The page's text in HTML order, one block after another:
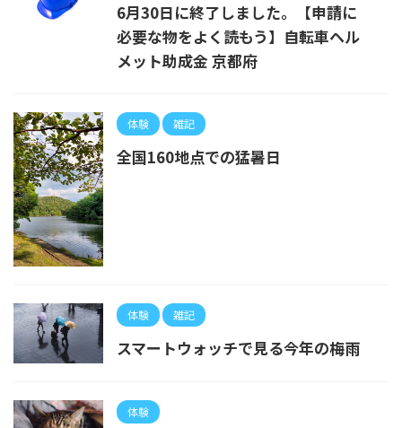
6月30日に終了しました。【申請に
必要な物をよく読もう】自転車ヘル
メット助成金 京都府
体験 雑記
全国160地点での猛暑日
体験 雑記
スマートウォッチで見る今年の梅雨
体験